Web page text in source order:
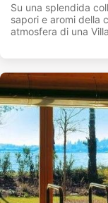
Su una splendida
sapori e aromi della
atmosfera di una